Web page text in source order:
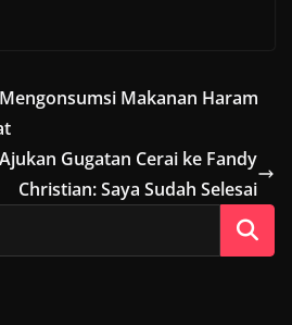
Makanan Haram
Gugatan Cerai ke Fandy
Christian: Saya Sudah Selesai